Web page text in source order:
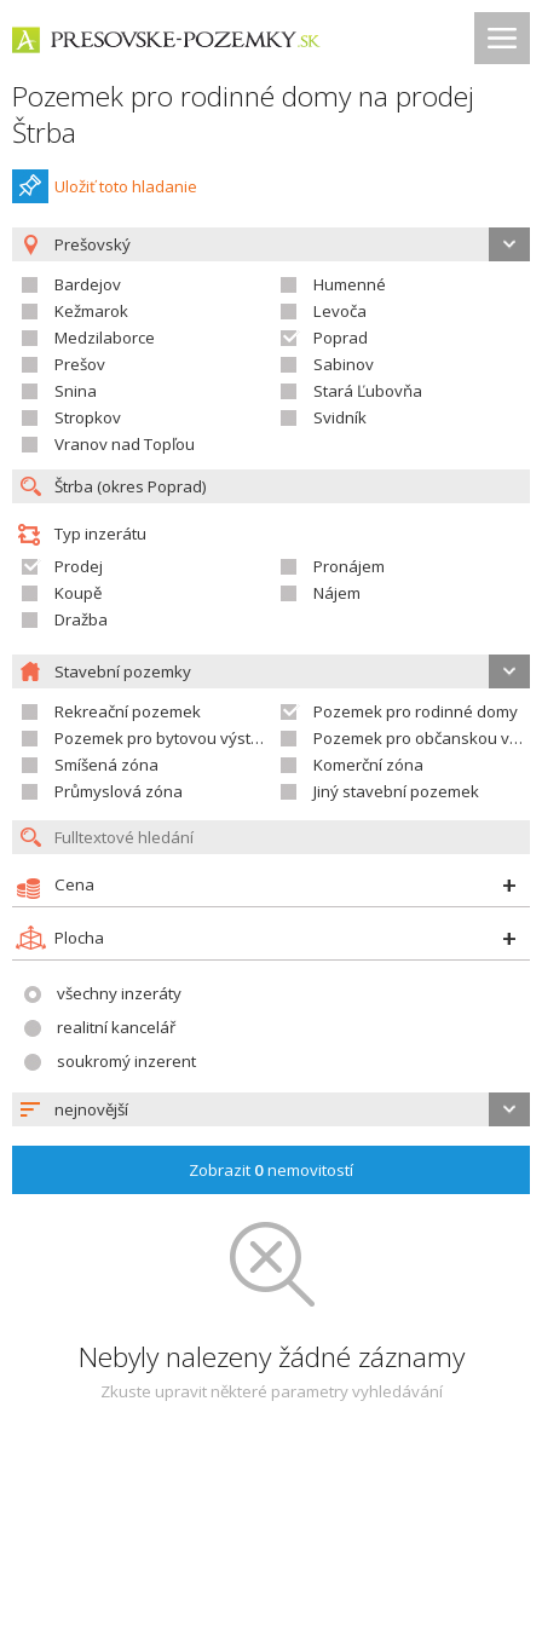
Pozemek pro rodinné domy na prodej
Štrba
Uložiť toto hladanie
Prešovský
Bardejov
Humenné
Kežmarok
Levoča
Medzilaborce
Poprad
Prešov
Sabinov
Snina
Stará Ľubovňa
Stropkov
Svidník
Vranov nad Topľou
Typ inzerátu
Prodej
Pronájem
Koupě
Nájem
Dražba
Stavební pozemky
Rekreační pozemek
Pozemek pro rodinné domy
Pozemek pro bytovou výstavbu
Pozemek pro občanskou vybavenost
Smíšená zóna
Komerční zóna
Průmyslová zóna
Jiný stavební pozemek
Cena
Plocha
všechny inzeráty
realitní kancelář
soukromý inzerent
nejnovější
Zobrazit 0nemovitostí
Nebyly nalezeny žádné záznamy
Zkuste upravit některé parametry vyhledávání